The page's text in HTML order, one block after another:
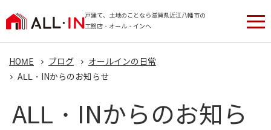
戸建て、土地のことなら滋賀県近江八幡市の
工務店・オール・インへ
HOME ブログ
オールインの日常
ALL・INからのお知らせ
ALL・INからのお知ら